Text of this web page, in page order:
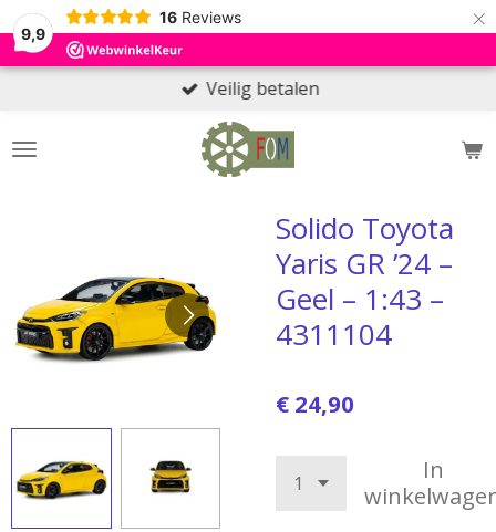
9,9
16 Reviews ×
Veilig betalen
Solido Toyota
Yaris GR ’24 –
Geel – 1:43 –
4311104
€ 24,90
In